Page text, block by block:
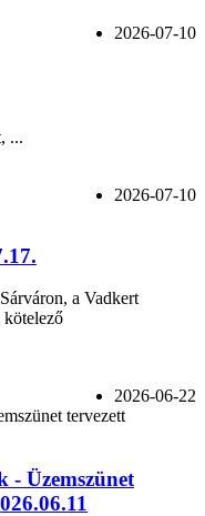
2026-07-10
...
2026-07-10
a Vadkert
2026-06-22
- Üzemszünet